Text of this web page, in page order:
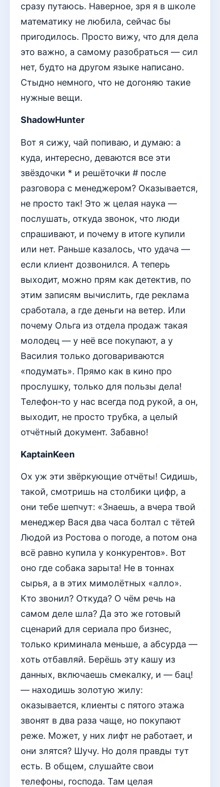
сразу путаюсь. Наверное, зря я в школе
математику не любила, сейчас бы
пригодилось. Просто вижу, что для дела
это важно, а самому разобраться — сил
нет, будто на другом языке написано.
Стыдно немного, что не догоняю такие
нужные вещи.
ShadowHunter
Вот я сижу, чай попиваю, и думаю: а
куда, интересно, деваются все эти
звёздочки * и решёточки # после
разговора с менеджером? Оказывается,
не просто так! Это ж целая наука —
послушать, откуда звонок, что люди
спрашивают, и почему в итоге купили
или нет. Раньше казалось, что удача —
если клиент дозвонился. А теперь
выходит, можно прям как детектив, по
этим записям вычислить, где реклама
сработала, а где деньги на ветер. Или
почему Ольга из отдела продаж такая
молодец — у неё все покупают, а у
Василия только договариваются
«подумать». Прямо как в кино про
прослушку, только для пользы дела!
Телефон-то у нас всегда под рукой, а он,
выходит, не просто трубка, а целый
отчётный документ. Забавно!
KaptainKeen
Ох уж эти звёркующие отчёты! Сидишь,
такой, смотришь на столбики цифр, а
они тебе шепчут: «Знаешь, а вчера твой
менеджер Вася два часа болтал с тётей
Людой из Ростова о погоде, а потом она
всё равно купила у конкурентов». Вот
оно где собака зарыта! Не в тоннах
сырья, а в этих мимолётных «алло».
Кто звонил? Откуда? О чём речь на
самом деле шла? Да это же готовый
сценарий для сериала про бизнес,
только криминала меньше, а абсурда —
хоть отбавляй. Берёшь эту кашу из
данных, включаешь смекалку, и — бац!
— находишь золотую жилу:
оказывается, клиенты с пятого этажа
звонят в два раза чаще, но покупают
реже. Может, у них лифт не работает, и
они злятся? Шучу. Но доля правды тут
есть. В общем, слушайте свои
телефоны, господа. Там целая